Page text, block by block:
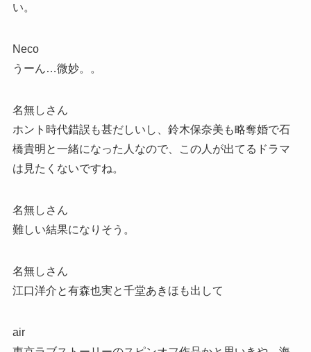
い。
Neco
うーん…微妙。。
名無しさん
ホント時代錯誤も甚だしいし、鈴木保奈美も略奪婚で石
橋貴明と一緒になった人なので、この人が出てるドラマ
は見たくないですね。
名無しさん
難しい結果になりそう。
名無しさん
江口洋介と有森也実と千堂あきほも出して
air